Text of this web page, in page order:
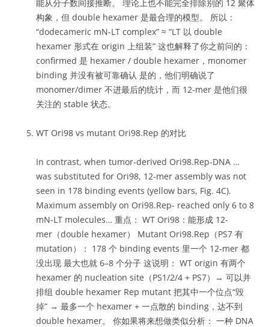
能从分子数间接推断。 理论上也不能完全排除别的 12 聚体
构象，但 double hexamer 是最合理的模型。 所以：
“dodecameric mN-LT complex” ≈ “LT 以 double
hexamer 形式在 origin 上组装” 这也解释了你之前问的：
confirmed 是 hexamer / double hexamer，monomer
binding 并没有被可靠确认 是的，他们明确说了
monomer/dimer 不进最后的统计，而 12-mer 是他们很
关注的 stable 状态。
WT Ori98 vs mutant Ori98.Rep 的对比
In contrast, when tumor-derived Ori98.Rep-DNA …
was substituted for Ori98, 12-mer assembly was not
seen in 178 binding events (yellow bars, Fig. 4C).
Maximum assembly on Ori98.Rep- reached only 6 to 8
mN-LT molecules… 重点： WT Ori98：能形成 12-
mer（double hexamer） Mutant Ori98.Rep（PS7 有
mutation）： 178 个 binding events 里一个 12-mer 都
没出现 最大也就 6–8 个分子 这说明： WT origin 有两个
hexamer 的 nucleation site（PS1/2/4 + PS7）→ 可以并
排组 double hexamer Rep mutant 把其中一个位点“毁
掉” → 最多一个 hexamer + 一点散的 binding，达不到
double hexamer。 你如果将来想做类似分析： 一种 DNA